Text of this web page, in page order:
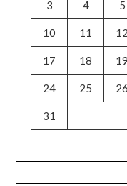
3 4 5
10 11 12
17 18 19
24 25 26
31